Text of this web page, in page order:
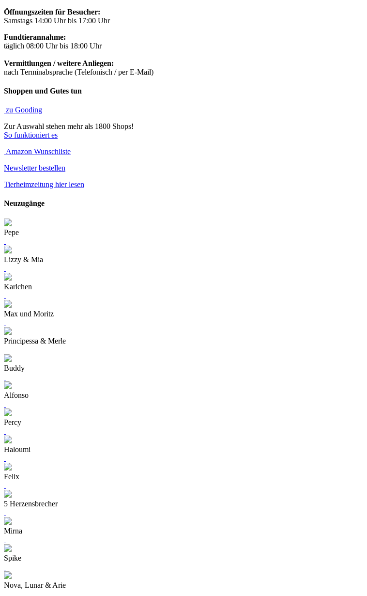
Öffnungszeiten für Besucher:
Samstags 14:00 Uhr bis 17:00 Uhr
Fundtierannahme:
täglich 08:00 Uhr bis 18:00 Uhr
Vermittlungen / weitere Anliegen:
nach Terminabsprache (Telefonisch / per E-Mail)
Shoppen und Gutes tun
zu Gooding
Zur Auswahl stehen mehr als 1800 Shops!
So funktioniert es
Amazon Wunschliste
Newsletter bestellen
Tierheimzeitung hier lesen
Neuzugänge
Pepe
Lizzy & Mia
Karlchen
Max und Moritz
Principessa & Merle
Buddy
Alfonso
Percy
Haloumi
Felix
5 Herzensbrecher
Mirna
Spike
Nova, Lunar & Arie